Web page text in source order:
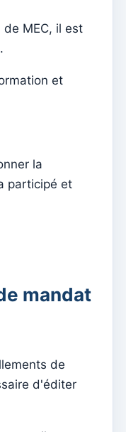
?
sur
à des
effectuées
MEC, il est
et
la
participé et
mandat
de
d'éditer